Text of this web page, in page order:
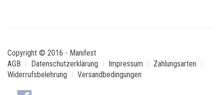
Copyright © 2016 - Manifest
AGB
Datenschutzerklärung Impressum
Zahlungsarten
Widerrufsbelehrung
Versandbedingungen